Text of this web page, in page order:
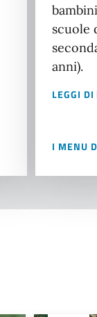
scuole
anni).
LEGGI
I MENU